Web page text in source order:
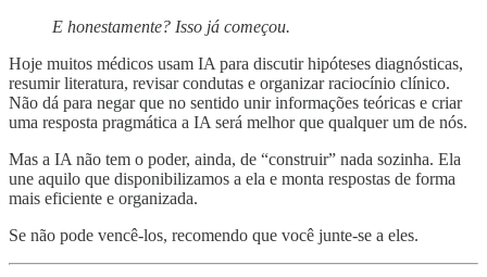
E honestamente? Isso já começou.
Hoje muitos médicos usam IA para discutir hipóteses diagnósticas,
resumir literatura, revisar condutas e organizar raciocínio clínico.
Não dá para negar que no sentido unir informações teóricas e criar
uma resposta pragmática a IA será melhor que qualquer um de nós.
Mas a IA não tem o poder, ainda, de “construir” nada sozinha. Ela
une aquilo que disponibilizamos a ela e monta respostas de forma
mais eficiente e organizada.
Se não pode vencê-los, recomendo que você junte-se a eles.